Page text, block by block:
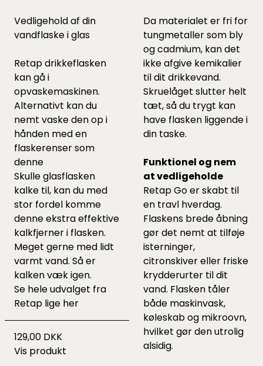
Vedligehold af din
vandflaske i glas
Retap drikkeflasken
kan gå i
opvaskemaskinen.
Alternativt kan du
nemt vaske den op i
hånden med en
flaskerenser som
denne
Skulle glasflasken
kalke til, kan du med
stor fordel komme
denneekstra effektive
kalkfjerner i flasken.
Meget gerne med lidt
varmt vand. Så er
kalken væk igen.
Se hele udvalget fra
Retap lige her
129,00 DKK
Vis produkt
Da materialet er fri for
tungmetaller som bly
og cadmium, kan det
ikke afgive kemikalier
til dit drikkevand.
Skruelåget slutter helt
tæt, så du trygt kan
have flasken liggende i
din taske.
Funktionel og nem
at vedligeholde
Retap Go er skabt til
en travl hverdag.
Flaskens brede åbning
gør det nemt at tilføje
isterninger,
citronskiver eller friske
krydderurter til dit
vand. Flasken tåler
både maskinvask,
køleskab og mikroovn,
hvilket gør den utrolig
alsidig.